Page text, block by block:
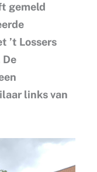
gemeld
’t Lossers
De
links van